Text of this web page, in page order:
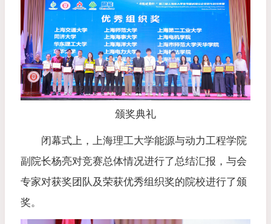
颁奖典礼
闭幕式上，上海理工大学能源与动力工程学院
副院长杨亮对竞赛总体情况进行了总结汇报，与会
专家对获奖团队及荣获优秀组织奖的院校进行了颁
奖。